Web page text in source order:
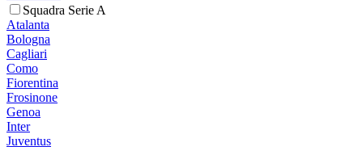
Squadra Serie A
Atalanta
Bologna
Cagliari
Como
Fiorentina
Frosinone
Genoa
Inter
Juventus